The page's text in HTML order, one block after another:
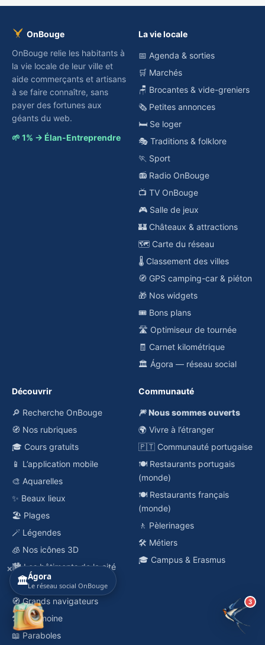
3
OnBouge
OnBouge relie les habitants à
la vie locale de leur ville et
aide commerçants et artisans
à se faire connaître, sans
payer des fortunes aux
géants du web.
🌱 1% → Élan-Entreprendre
La vie locale
📅 Agenda & sorties
🛒 Marchés
🪑 Brocantes & vide-greniers
🗞️ Petites annonces
🛏️ Se loger
🎭 Traditions & folklore
🏃 Sport
📻 Radio OnBouge
📺 TV OnBouge
🎮 Salle de jeux
🏰 Châteaux & attractions
🗺️ Carte du réseau
🌡️ Classement des villes
🧭 GPS camping-car & piéton
🎁 Nos widgets
🎟️ Bons plans
🛣️ Optimiseur de tournée
🧾 Carnet kilométrique
🏛️ Ágora — réseau social
Découvrir
🔎 Recherche OnBouge
🧭 Nos rubriques
🎓 Cours gratuits
📱 L’application mobile
🎨 Aquarelles
✨ Beaux lieux
🏖️ Plages
🪄 Légendes
🧊 Nos icônes 3D
🏙️ Les bâtiments de la cité
🕊️ Grandes Figures
🧭 Grands navigateurs
⚒️ Patrimoine
📖 Paraboles
Communauté
🎆 Nous sommes ouverts
🌍 Vivre à l’étranger
🇵🇹 Communauté portugaise
🍽️ Restaurants portugais
(monde)
🍽️ Restaurants français
(monde)
🚶 Pèlerinages
🛠️ Métiers
🎓 Campus & Erasmus
🏛️Ágora
Le réseau social OnBouge
✕